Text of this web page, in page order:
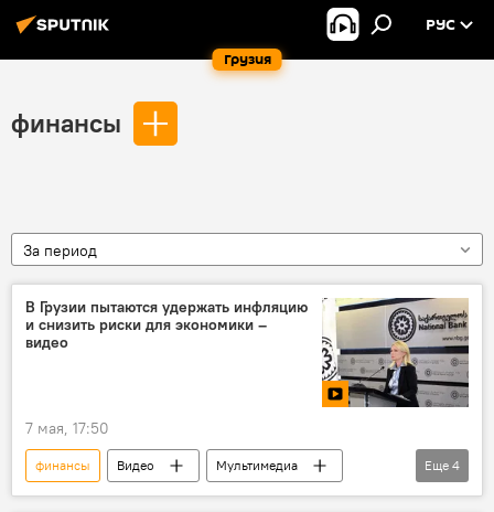
Грузия
РУС
финансы
За период
В Грузии пытаются удержать инфляцию
и снизить риски для экономики –
видео
7 мая, 17:50
финансы Видео
Мультимедиа
Видео-новости из Грузии
Видеоклуб
Еще 4